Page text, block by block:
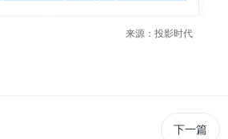
来源：投影时代
下一篇